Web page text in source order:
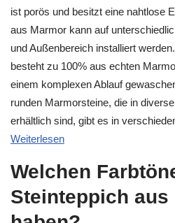
ist porös und besitzt eine nahtlose
aus Marmor kann auf
und Außenbereich installiert
besteht zu 100% aus echten
einem komplexen Ablauf
runden Marmorsteine, die in
erhältlich sind, gibt es in
Weiterlesen
Welchen
Steinteppich aus